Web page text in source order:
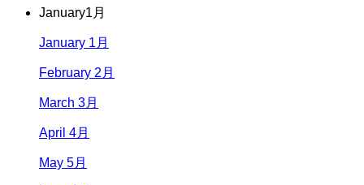
January1月
January 1月
February 2月
March 3月
April 4月
May 5月